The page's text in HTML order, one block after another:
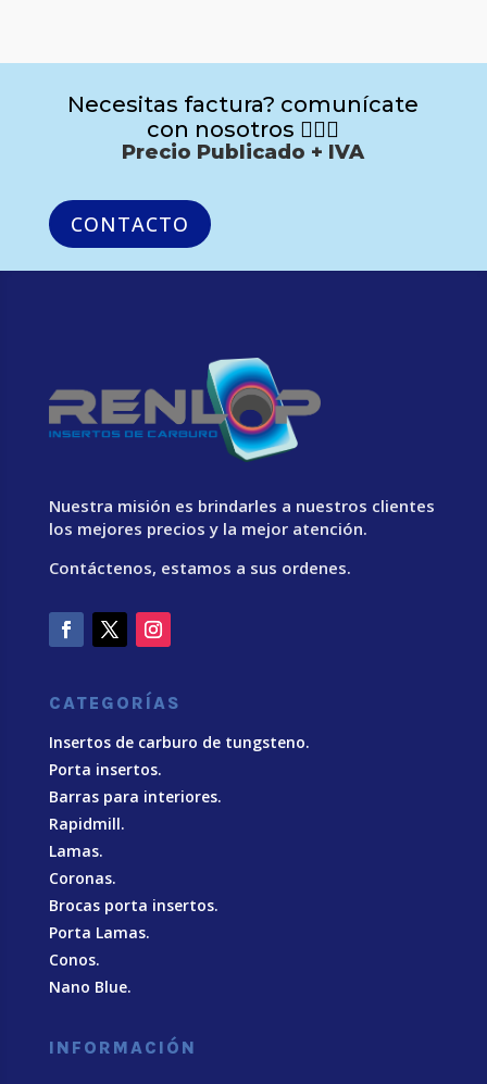
Necesitas factura? comunícate
con nosotros 🙋🏻‍♂️
Precio Publicado + IVA
CONTACTO
Nuestra misión es brindarles a nuestros clientes
los mejores precios y la mejor atención.
Contáctenos, estamos a sus ordenes.
CATEGORÍAS
Insertos de carburo de tungsteno.
Porta insertos.
Barras para interiores.
Rapidmill.
Lamas.
Coronas.
Brocas porta insertos.
Porta Lamas.
Conos.
Nano Blue.
INFORMACIÓN